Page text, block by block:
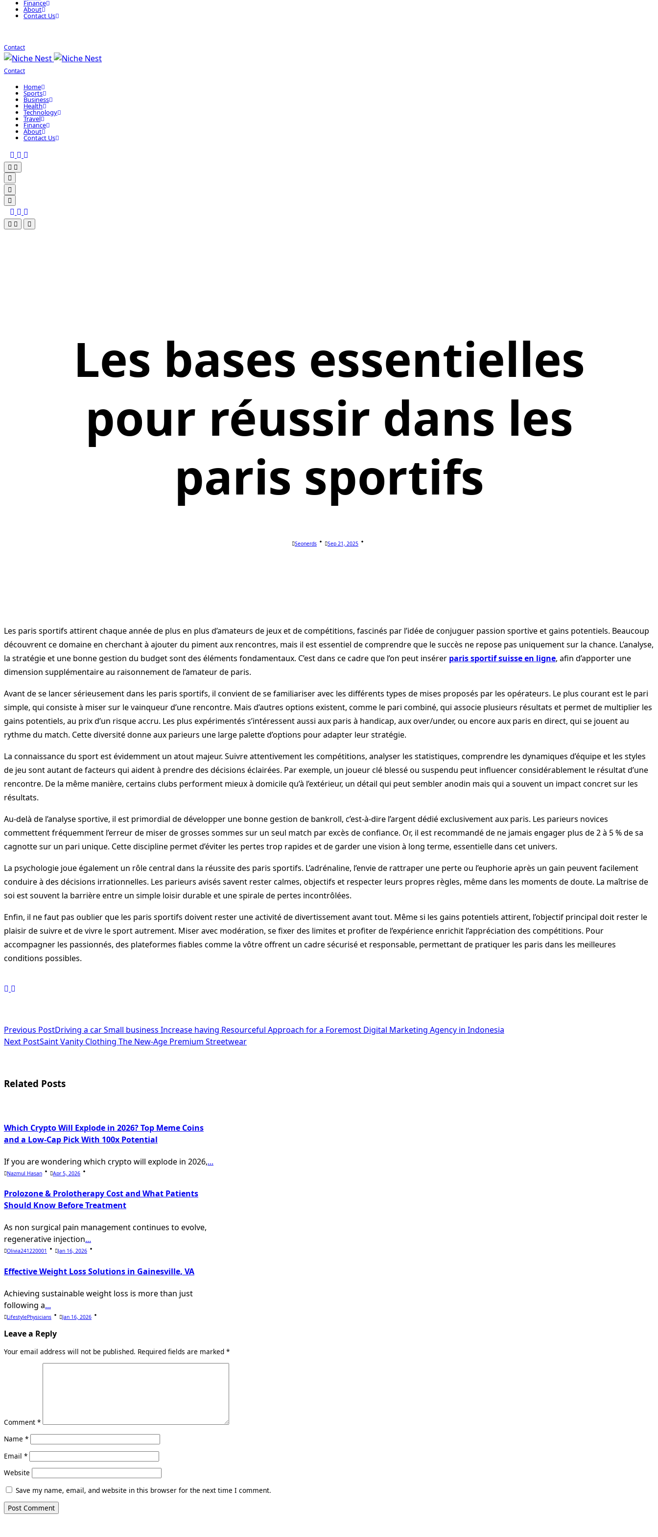
Finance
About
Contact Us
Contact
Contact
Home
Sports
Business
Health
Technology
Travel
Finance
About
Contact Us
Les bases essentielles
pour réussir dans les
paris sportifs
Seonerds Sep 21, 2025
Les paris sportifs attirent chaque année de plus en plus d’amateurs de jeux et de compétitions, fascinés par l’idée de conjuguer passion sportive et gains potentiels. Beaucoup
découvrent ce domaine en cherchant à ajouter du piment aux rencontres, mais il est essentiel de comprendre que le succès ne repose pas uniquement sur la chance. L’analyse,
la stratégie et une bonne gestion du budget sont des éléments fondamentaux. C’est dans ce cadre que l’on peut insérer paris sportif suisse en ligne, afin d’apporter une
dimension supplémentaire au raisonnement de l’amateur de paris.
Avant de se lancer sérieusement dans les paris sportifs, il convient de se familiariser avec les différents types de mises proposés par les opérateurs. Le plus courant est le pari
simple, qui consiste à miser sur le vainqueur d’une rencontre. Mais d’autres options existent, comme le pari combiné, qui associe plusieurs résultats et permet de multiplier les
gains potentiels, au prix d’un risque accru. Les plus expérimentés s’intéressent aussi aux paris à handicap, aux over/under, ou encore aux paris en direct, qui se jouent au
rythme du match. Cette diversité donne aux parieurs une large palette d’options pour adapter leur stratégie.
La connaissance du sport est évidemment un atout majeur. Suivre attentivement les compétitions, analyser les statistiques, comprendre les dynamiques d’équipe et les styles
de jeu sont autant de facteurs qui aident à prendre des décisions éclairées. Par exemple, un joueur clé blessé ou suspendu peut influencer considérablement le résultat d’une
rencontre. De la même manière, certains clubs performent mieux à domicile qu’à l’extérieur, un détail qui peut sembler anodin mais qui a souvent un impact concret sur les
résultats.
Au-delà de l’analyse sportive, il est primordial de développer une bonne gestion de bankroll, c’est-à-dire l’argent dédié exclusivement aux paris. Les parieurs novices
commettent fréquemment l’erreur de miser de grosses sommes sur un seul match par excès de confiance. Or, il est recommandé de ne jamais engager plus de 2 à 5 % de sa
cagnotte sur un pari unique. Cette discipline permet d’éviter les pertes trop rapides et de garder une vision à long terme, essentielle dans cet univers.
La psychologie joue également un rôle central dans la réussite des paris sportifs. L’adrénaline, l’envie de rattraper une perte ou l’euphorie après un gain peuvent facilement
conduire à des décisions irrationnelles. Les parieurs avisés savent rester calmes, objectifs et respecter leurs propres règles, même dans les moments de doute. La maîtrise de
soi est souvent la barrière entre un simple loisir durable et une spirale de pertes incontrôlées.
Enfin, il ne faut pas oublier que les paris sportifs doivent rester une activité de divertissement avant tout. Même si les gains potentiels attirent, l’objectif principal doit rester le
plaisir de suivre et de vivre le sport autrement. Miser avec modération, se fixer des limites et profiter de l’expérience enrichit l’appréciation des compétitions. Pour
accompagner les passionnés, des plateformes fiables comme la vôtre offrent un cadre sécurisé et responsable, permettant de pratiquer les paris dans les meilleures
conditions possibles.
<span
class="nav-
screen-
Previous PostDriving a car Small business Increase having Resourceful Approach for a Foremost Digital Marketing Agency in Indonesia
Next PostSaint Vanity Clothing The New-Age Premium Streetwear
Related Posts
Which Crypto Will Explode in 2026? Top Meme Coins
and a Low-Cap Pick With 100x Potential
If you are wondering which crypto will explode in 2026,...
Nazmul Hasan Apr 5, 2026
Prolozone & Prolotherapy Cost and What Patients
Should Know Before Treatment
As non surgical pain management continues to evolve,
regenerative injection...
Olivia241220001 Jan 16, 2026
Effective Weight Loss Solutions in Gainesville, VA
Achieving sustainable weight loss is more than just
following a...
LifestylePhysicians Jan 16, 2026
Leave a Reply
Your email address will not be published. Required fields are marked *
Comment *
Name *
Email *
Website
Save my name, email, and website in this browser for the next time I comment.